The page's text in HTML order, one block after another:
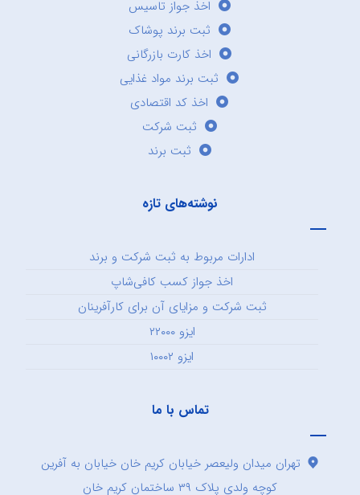
اخذ جواز تاسیس
ثبت برند پوشاک
اخذ کارت بازرگانی
ثبت برند مواد غذایی
اخذ کد اقتصادی
ثبت شرکت
ثبت برند
نوشته‌های تازه
ادارات مربوط به ثبت شرکت و برند
اخذ جواز کسب کافی‌شاپ
ثبت شرکت و مزایای آن برای کارآفرینان
ایزو ۲۲۰۰۰
ایزو ۱۰۰۰۲
تماس با ما
تهران میدان ولیعصر خیابان کریم خان خیابان به آفرین
کوچه ولدی پلاک ۳۹ ساختمان کریم خان